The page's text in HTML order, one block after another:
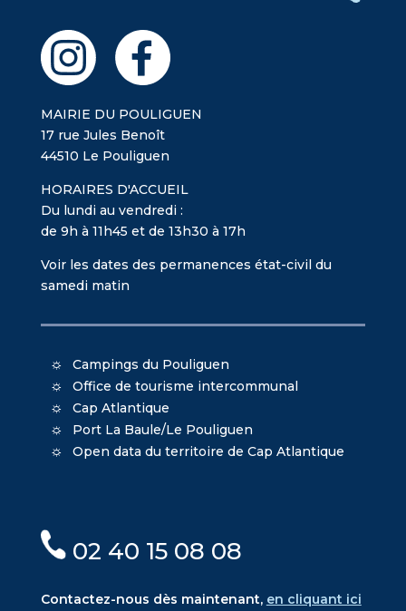
MAIRIE DU POULIGUEN
17 rue Jules Benoît
44510 Le Pouliguen
HORAIRES D'ACCUEIL
Du lundi au vendredi :
de 9h à 11h45 et de 13h30 à 17h
Voir les dates des permanences état-civil du
samedi matin
Campings du Pouliguen
Office de tourisme intercommunal
Cap Atlantique
Port La Baule/Le Pouliguen
Open data du territoire de Cap Atlantique
02 40 15 08 08
Contactez-nous dès maintenant, en cliquant ici